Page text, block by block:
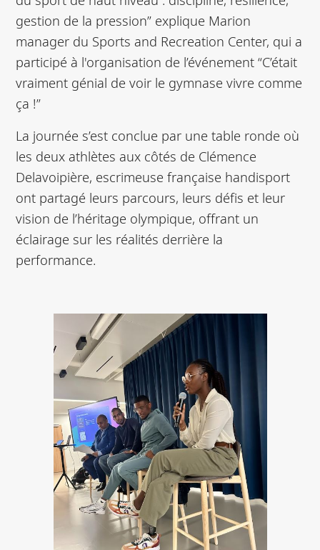
gestion de la pression” explique Marion
manager du Sports and Recreation Center, qui a
participé à l'organisation de l’événement “C’était
vraiment génial de voir le gymnase vivre comme
ça !”
La journée s’est conclue par une table ronde où
les deux athlètes aux côtés de Clémence
Delavoipière, escrimeuse française handisport
ont partagé leurs parcours, leurs défis et leur
vision de l’héritage olympique, offrant un
éclairage sur les réalités derrière la
performance.